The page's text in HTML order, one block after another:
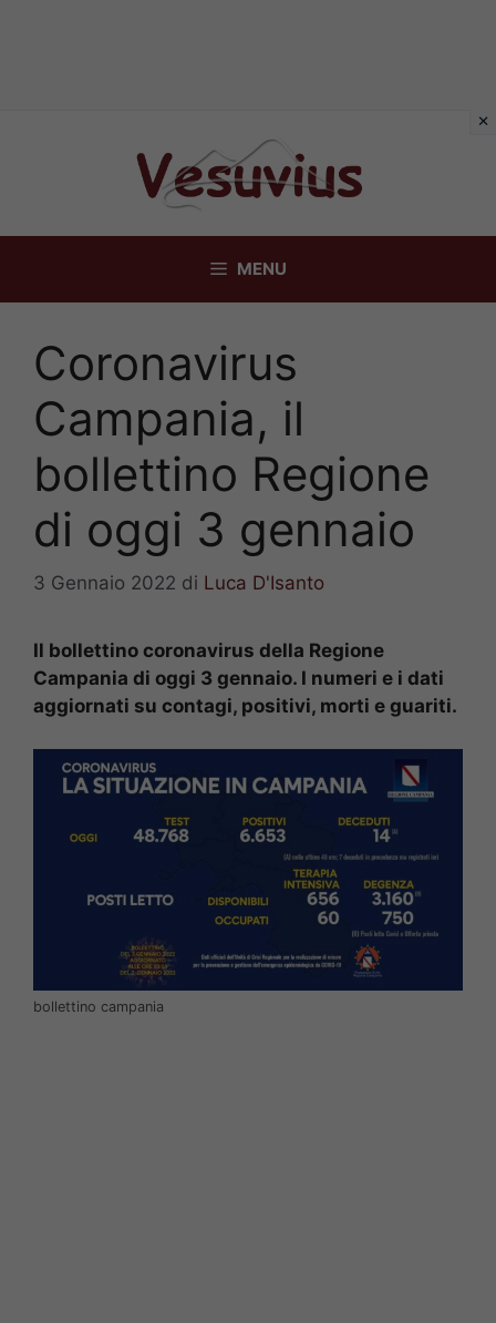
MENU
Coronavirus
Campania, il
bollettino Regione
di oggi 3 gennaio
3 Gennaio 2022 di Luca D'Isanto
Il bollettino coronavirus della Regione
Campania di oggi 3 gennaio. I numeri e i dati
aggiornati su contagi, positivi, morti e guariti.
bollettino campania